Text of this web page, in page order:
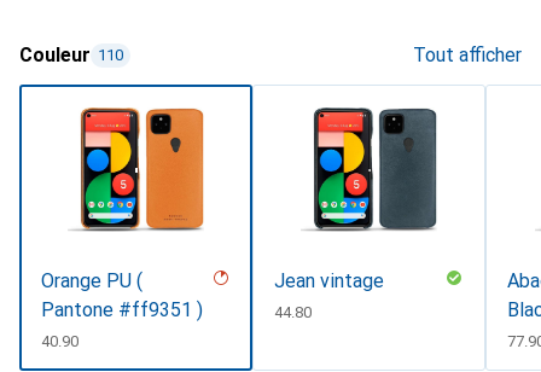
Couleur 110 Tout afficher
Orange PU (
Pantone #ff9351 )
CHF
40.90
Jean vintage
CHF
44.80
CHF